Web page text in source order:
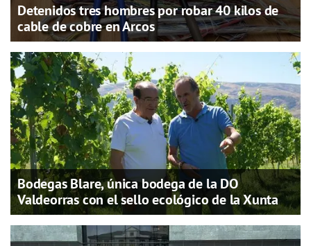
Detenidos tres hombres por robar 40 kilos de
cable de cobre en Arcos
Bodegas Blare, única bodega de la DO
Valdeorras con el sello ecológico de la Xunta